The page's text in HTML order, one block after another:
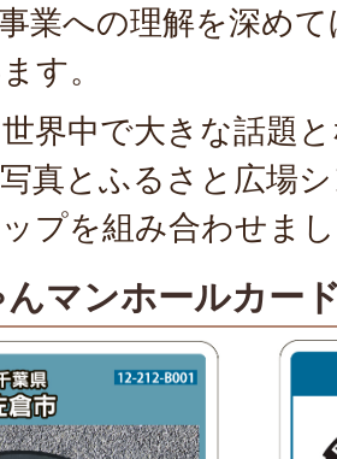
業への理解を深め
す。
界中で大きな話題
真とふるさと広場
プを組み合わせま
マンホールカー